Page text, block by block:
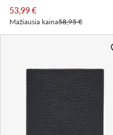
Dabartinė kaina
53,99€
Mažiausia kaina58,95 €